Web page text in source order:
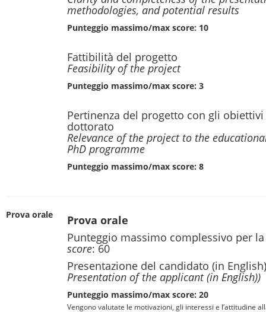
methodologies, and potential results
Punteggio massimo/max score: 10
Fattibilità del progetto
Feasibility of the project
Punteggio massimo/max score: 3
Pertinenza del progetto con gli
dottorato
Relevance of the project to the
PhD programme
Punteggio massimo/max score: 8
Prova orale
Prova orale
Punteggio massimo complessivo per
score: 60
Presentazione del candidato (in English)
Presentation of the applicant (in English))
Punteggio massimo/max score: 20
Vengono valutate le motivazioni, gli interessi e l’attitudine